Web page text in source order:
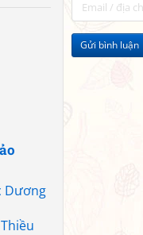
Gửi bình luận
Dương